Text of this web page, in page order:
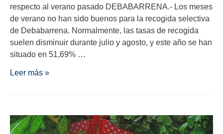
respecto al verano pasado DEBABARRENA.- Los meses
de verano no han sido buenos para la recogida selectiva
de Debabarrena. Normalmente, las tasas de recogida
suelen disminuir durante julio y agosto, y este año se han
situado en 51,69% …
Leer más »